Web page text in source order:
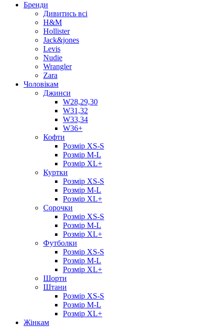
Бренди
Дивитись всі
H&M
Hollister
Jack&jones
Levis
Nudie
Wrangler
Zara
Чоловікам
Джинси
W28,29,30
W31,32
W33,34
W36+
Кофти
Розмір XS-S
Розмір M-L
Розмір XL+
Куртки
Розмір XS-S
Розмір M-L
Розмір XL+
Сорочки
Розмір XS-S
Розмір M-L
Розмір XL+
Футболки
Розмір XS-S
Розмір M-L
Розмір XL+
Шорти
Штани
Розмір XS-S
Розмір M-L
Розмір XL+
Жінкам